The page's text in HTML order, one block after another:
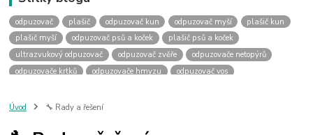
odpuzovač plašič odpuzovač kun odpuzovač myší
plašič kun
plašič myší
odpuzovač psů a koček
plašič psů a koček
ultrazvukový odpuzovač
odpuzovač zvěře
odpuzovače netopýrů
odpuzovače krtků
odpuzovače hmyzu
odpuzovač vos
náhradní uhlíky
uhlíky podle rozměru
Úvod 🔧 Rady a řešení